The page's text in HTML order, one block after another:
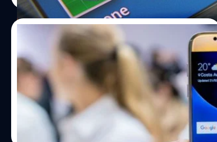
7 เหตุผลที่ต้องซื้อ Galaxy S7
Galaxy S7 นั้นเป็นสมาร์ทโฟนที่หลายๆคนตั้งตารอคอยกัน
Samsung ได้เพิ่มประสิทธิภาพบางอย่าง รวมถึงนำความ
สามารถบางอย่างที่ถอดไปกลับมา วันนี้เราจะมาดู 7 เหตุผลว่า
ทำไม่ Galaxy S7 ถึงน่าสนใจ
ศุภกานต์ เหล่ารัตนกุล| 3806 days ago